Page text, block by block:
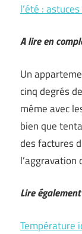
l’été :
A lire en
Un
cinq degrés
même avec
bien que
des factures
Lire
Température